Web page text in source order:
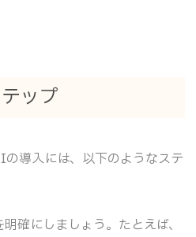
ップ
導入には、以下のようなステ
確にしましょう。たとえば、